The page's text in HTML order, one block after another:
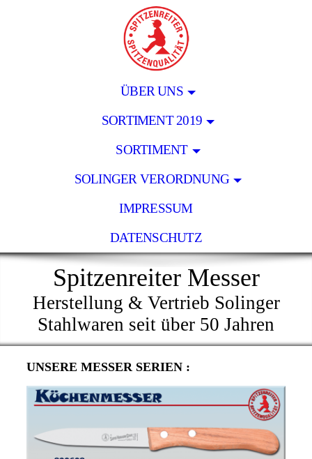
ÜBER UNS
SORTIMENT 2019
SORTIMENT
SOLINGER VERORDNUNG
IMPRESSUM
DATENSCHUTZ
Spitzenreiter Messer
Herstellung & Vertrieb Solinger
Stahlwaren seit über 50 Jahren
UNSERE MESSER SERIEN :